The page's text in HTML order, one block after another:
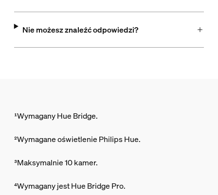
Nie możesz znaleźć odpowiedzi?
¹Wymagany Hue Bridge.
²Wymagane oświetlenie Philips Hue.
³Maksymalnie 10 kamer.
⁴Wymagany jest Hue Bridge Pro.